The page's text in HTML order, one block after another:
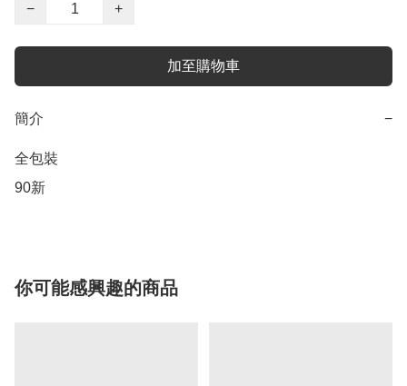
−
+
加至購物車
簡介 −
全包裝
90新
你可能感興趣的商品